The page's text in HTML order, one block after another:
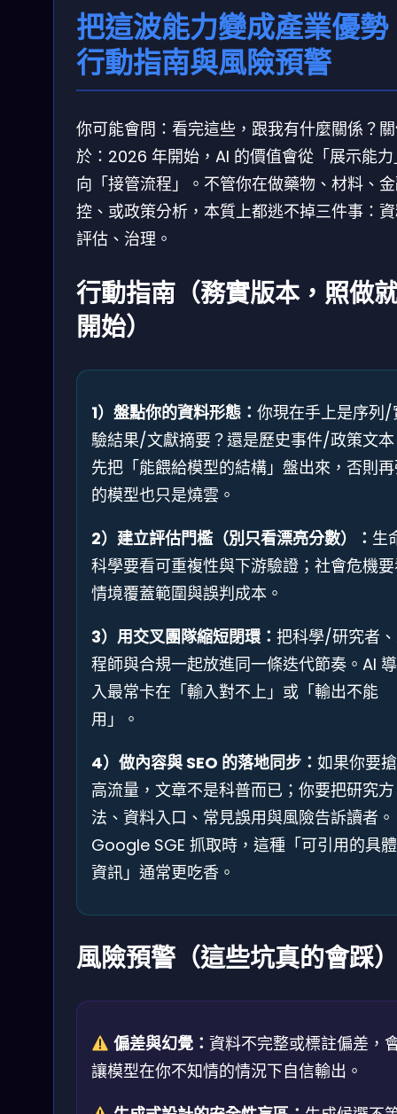
把這波能力變成產業優勢
行動指南與風險預警
你可能會問：看完這些，跟我有什麼關係？
於：2026 年開始，AI 的價值會從「展示能
向「接管流程」。不管你在做藥物、材料、
控、或政策分析，本質上都逃不掉三件事：
評估、治理。
行動指南（務實版本，照做
開始）
1）盤點你的資料形態： 你現在手上是序列/
驗結果/文獻摘要？還是歷史事件/政策文
先把「能餵給模型的結構」盤出來，否則
的模型也只是燒雲。
2）建立評估門檻（別只看漂亮分數）： 生
科學要看可重複性與下游驗證；社會危機
情境覆蓋範圍與誤判成本。
3）用交叉團隊縮短閉環： 把科學/研究者
程師與合規一起放進同一條迭代節奏。AI 導
入最常卡在「輸入對不上」或「輸出不能
用」。
4）做內容與 SEO 的落地同步： 如果你要搶
高流量，文章不是科普而已；你要把研究方
法、資料入口、常見誤用與風險告訴讀者。
Google SGE 抓取時，這種「可引用的具體
資訊」通常更吃香。
風險預警（這些坑真的會踩
偏差與幻覺： 資料不完整或標註偏差，
讓模型在你不知情的情況下自信輸出。